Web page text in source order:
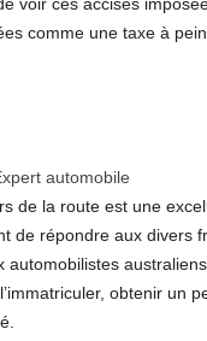
comme une taxe à
automobile
de la route est une
de répondre aux divers
automobilistes
obtenir un